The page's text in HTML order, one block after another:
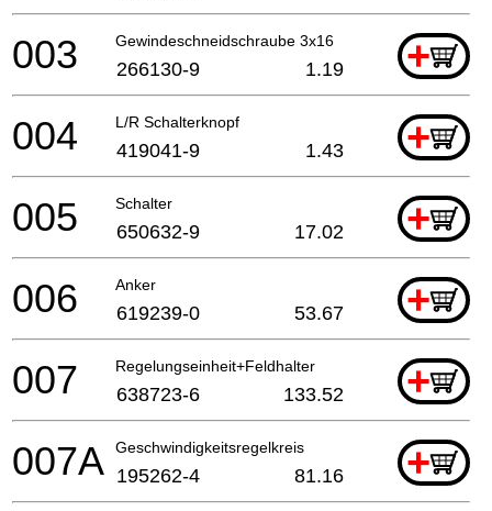
Gewindeschneidschraube 3x16 +
003 266130-9 1.19
L/R Schalterknopf +
004 419041-9 1.43
Schalter +
005 650632-9 17.02
Anker +
006 619239-0 53.67
Regelungseinheit+Feldhalter +
007 638723-6 133.52
Geschwindigkeitsregelkreis +
007A 195262-4 81.16